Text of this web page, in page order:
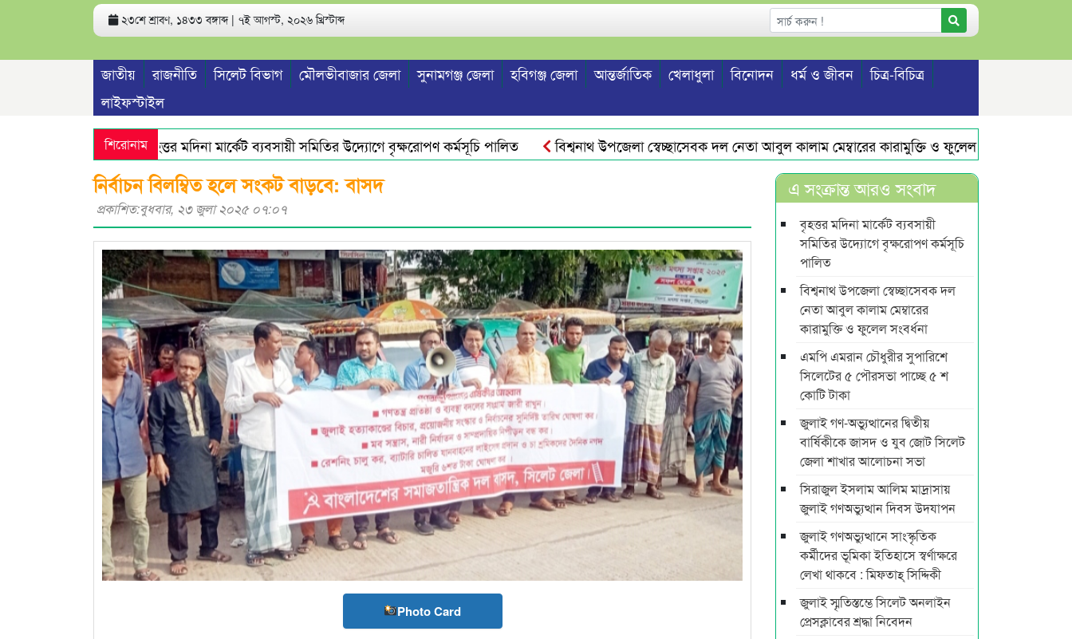
২৩শে শ্রাবণ, ১৪৩৩ বঙ্গাব্দ | ৭ই আগস্ট, ২০২৬ খ্রিস্টাব্দ
জাতীয় রাজনীতি সিলেট বিভাগ মৌলভীবাজার জেলা সুনামগঞ্জ জেলা হবিগঞ্জ জেলা আন্তর্জাতিক খেলাধুলা বিনোদন ধর্ম ও জীবন
চিত্র-বিচিত্র
লাইফস্টাইল
শিরোনাম
বৃহত্তর মদিনা মার্কেট ব্যবসায়ী সমিতির উদ্যোগে বৃক্ষরোপণ কর্মসূচি পালিত বিশ্বনাথ উপজেলা স্বেচ্ছাসেবক দল নেতা আবুল কালাম মেম্বারের কারামুক্তি ও ফুলেল সংবর্ধনা
নির্বাচন বিলম্বিত হলে সংকট বাড়বে: বাসদ
প্রকাশিত:বুধবার, ২৩ জুলা ২০২৫ ০৭:০৭
Photo Card
এ সংক্রান্ত আরও সংবাদ
বৃহত্তর মদিনা মার্কেট ব্যবসায়ী
সমিতির উদ্যোগে বৃক্ষরোপণ কর্মসূচি
পালিত
বিশ্বনাথ উপজেলা স্বেচ্ছাসেবক দল
নেতা আবুল কালাম মেম্বারের
কারামুক্তি ও ফুলেল সংবর্ধনা
এমপি এমরান চৌধুরীর সুপারিশে
সিলেটের ৫ পৌরসভা পাচ্ছে ৫ শ
কোটি টাকা
জুলাই গণ-অভ্যুত্থানের দ্বিতীয়
বার্ষিকীকে জাসদ ও যুব জোট সিলেট
জেলা শাখার আলোচনা সভা
সিরাজুল ইসলাম আলিম মাদ্রাসায়
জুলাই গণঅভ্যুত্থান দিবস উদযাপন
জুলাই গণঅভ্যুত্থানে সাংস্কৃতিক
কর্মীদের ভূমিকা ইতিহাসে স্বর্ণাক্ষরে
লেখা থাকবে : মিফতাহ্ সিদ্দিকী
জুলাই স্মৃতিস্তম্ভে সিলেট অনলাইন
প্রেসক্লাবের শ্রদ্ধা নিবেদন